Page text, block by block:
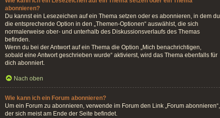
abonnieren?
Du kannst ein Lesezeichen auf ein Thema setzen oder es abonnieren, in dem du
die entsprechende Option in den „Themen-Optionen“ auswählst, die sich
normalerweise ober- und unterhalb des Diskussionsverlaufs des Themas
befinden.
Wenn du bei der Antwort auf ein Thema die Option „Mich benachrichtigen,
sobald eine Antwort geschrieben wurde“ aktivierst, wird das Thema ebenfalls für
dich abonniert.
Nach oben
Wie kann ich ein Forum abonnieren?
Um ein Forum zu abonnieren, verwende im Forum den Link „Forum abonnieren“,
der sich meist am Ende der Seite befindet.